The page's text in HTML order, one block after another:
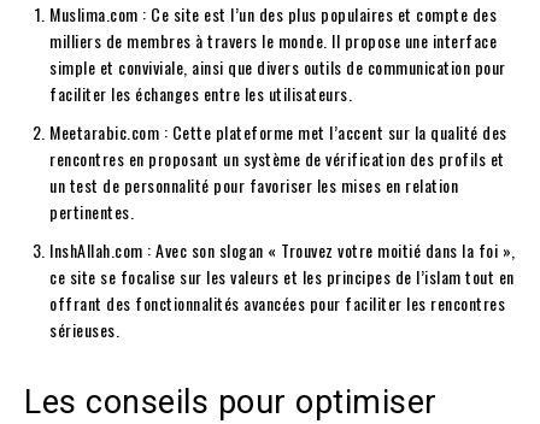
Muslima.com : Ce site est l’un des plus populaires et compte des
milliers de membres à travers le monde. Il propose une interface
simple et conviviale, ainsi que divers outils de communication pour
faciliter les échanges entre les utilisateurs.
Meetarabic.com : Cette plateforme met l’accent sur la qualité des
rencontres en proposant un système de vérification des profils et
un test de personnalité pour favoriser les mises en relation
pertinentes.
InshAllah.com : Avec son slogan « Trouvez votre moitié dans la foi »,
ce site se focalise sur les valeurs et les principes de l’islam tout en
offrant des fonctionnalités avancées pour faciliter les rencontres
sérieuses.
Les conseils pour optimiser